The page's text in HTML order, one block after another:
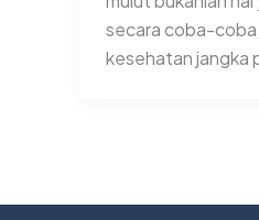
secara coba-
kesehatan jangka